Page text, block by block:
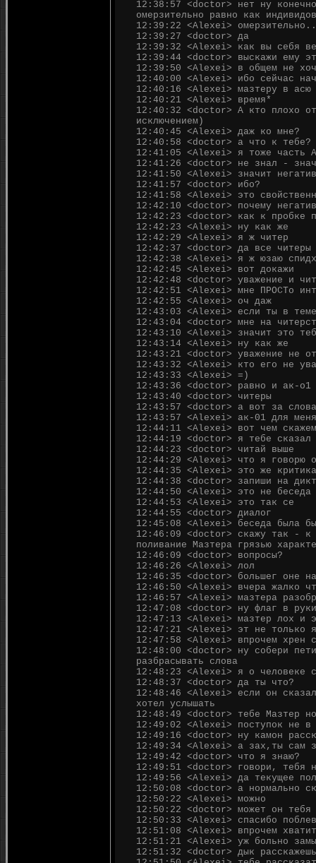
12:38:57 <doctor> нет ну
омерзительно равно как
12:39:22 <Alexei>
12:39:27 <doctor> да
12:39:32 <Alexei> как вы себя
12:39:44 <doctor> выскажи ему
12:39:50 <Alexei> в общем не
12:40:00 <Alexei> ибо сейчас
12:40:16 <Alexei> мазтеру в асю
12:40:21 <Alexei> время*
12:40:32 <doctor> А кто плохо
исключением)
12:40:45 <Alexei> даж ко мне?
12:40:58 <doctor> а что к тебе?
12:41:05 <Alexei> я тоже часть
12:41:26 <doctor> не знал -
12:41:50 <Alexei> значит негатив
12:41:57 <doctor> ибо?
12:41:58 <Alexei> это
12:42:10 <doctor> почему
12:42:23 <doctor> как к пробке
12:42:23 <Alexei> ну как же
12:42:29 <Alexei> я ж читер
12:42:37 <doctor> да все читеры
12:42:38 <Alexei> я ж юзаю
12:42:45 <Alexei> вот докажи
12:42:48 <doctor> уважение и
12:42:51 <Alexei> мне ПРОСТо
12:42:55 <Alexei> оч даж
12:43:03 <Alexei> если ты в
12:43:04 <doctor> мне на
12:43:10 <Alexei> значит это
12:43:14 <Alexei> ну как же
12:43:21 <doctor> уважение не
12:43:32 <Alexei> кто его не
12:43:33 <Alexei> =)
12:43:36 <doctor> равно и ак-о1
12:43:40 <doctor> читеры
12:43:57 <doctor> а вот за
12:43:57 <Alexei> ак-01 для
12:44:11 <Alexei> вот чем
12:44:19 <doctor> я тебе сказал
12:44:23 <doctor> читай выше
12:44:29 <Alexei> что я говорю
12:44:35 <Alexei> это же критика
12:44:38 <doctor> запиши на
12:44:50 <Alexei> это не беседа
12:44:53 <Alexei> это так се
12:44:55 <doctor> диалог
12:45:08 <Alexei> беседа была
12:46:09 <doctor> скажу так - к
поливание Мазтера грязью
12:46:09 <doctor> вопросы?
12:46:26 <Alexei> лол
12:46:35 <doctor> большег оне
12:46:50 <Alexei> вчера жалко
12:46:57 <Alexei> мазтера
12:47:08 <doctor> ну флаг в руки
12:47:13 <Alexei> мазтер лох и
12:47:21 <Alexei> эт не только
12:47:58 <Alexei> впрочем хрен
12:48:00 <doctor> ну собери
разбрасывать слова
12:48:23 <Alexei> я о человеке
12:48:37 <doctor> да ты что?
12:48:46 <Alexei> если он
хотел услышать
12:48:49 <doctor> тебе Мазтер
12:49:02 <Alexei> поступок не в
12:49:16 <doctor> ну камон
12:49:34 <Alexei> а зах,ты сам
12:49:42 <doctor> что я знаю?
12:49:51 <doctor> говори, тебя
12:49:56 <Alexei> да текущее
12:50:08 <doctor> а нормально
12:50:22 <Alexei> можно
12:50:22 <doctor> может он тебя
12:50:33 <Alexei> спасибо
12:51:08 <Alexei> впрочем
12:51:21 <Alexei> уж больно
12:51:32 <doctor> дык